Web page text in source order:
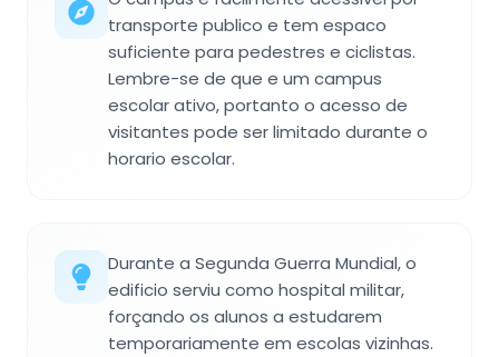
transporte publico e tem espaco
suficiente para pedestres e ciclistas.
Lembre-se de que e um campus
escolar ativo, portanto o acesso de
visitantes pode ser limitado durante o
horario escolar.
Durante a Segunda Guerra Mundial, o
edificio serviu como hospital militar,
forçando os alunos a estudarem
temporariamente em escolas vizinhas.